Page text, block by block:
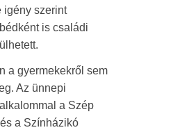
igény szerint
is családi
a gyermekekről sem
Az ünnepi
a Szép
a Színházikó